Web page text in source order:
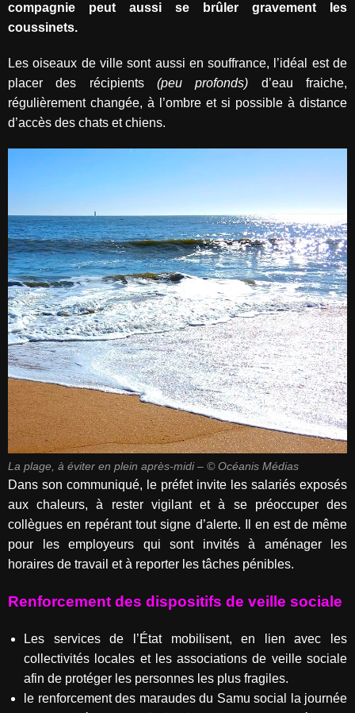
compagnie peut aussi se brûler gravement les
coussinets.
Les oiseaux de ville sont aussi en souffrance, l’idéal est de
placer des récipients (peu profonds) d’eau fraiche,
régulièrement changée, à l’ombre et si possible à distance
d’accès des chats et chiens.
La plage, à éviter en plein après-midi – © Océanis Médias
Dans son communiqué, le préfet invite les salariés exposés
aux chaleurs, à rester vigilant et à se préoccuper des
collègues en repérant tout signe d’alerte. Il en est de même
pour les employeurs qui sont invités à aménager les
horaires de travail et à reporter les tâches pénibles.
Renforcement des dispositifs de veille sociale
Les services de l’État mobilisent, en lien avec les
collectivités locales et les associations de veille sociale
afin de protéger les personnes les plus fragiles.
le renforcement des maraudes du Samu social la journée